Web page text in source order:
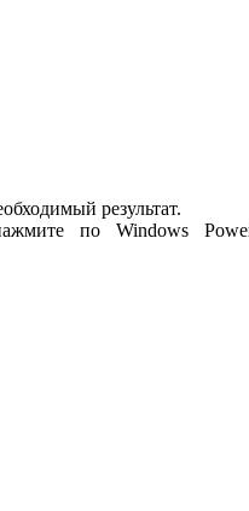
результат.
по Windows